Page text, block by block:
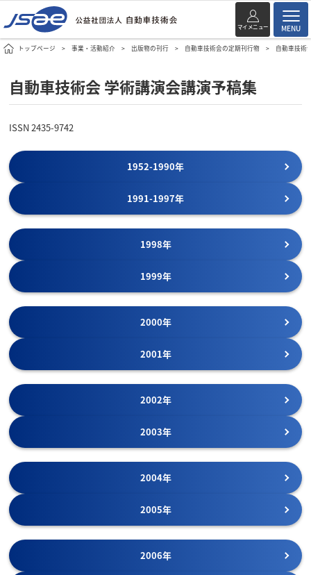
マイメニュー MENU
トップページ 事業・活動紹介 出版物の刊行 自動車技術会の定期刊行物 自動車技術
自動車技術会 学術講演会講演予稿集
ISSN 2435-9742
1952-1990年
1991-1997年
1998年
1999年
2000年
2001年
2002年
2003年
2004年
2005年
2006年